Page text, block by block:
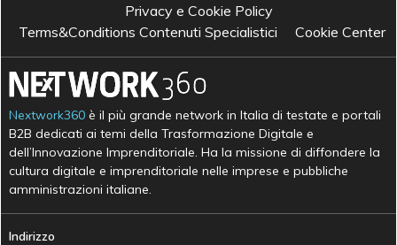
Privacy e Cookie Policy
Terms&Conditions Contenuti Specialistici
Cookie Center
Nextwork360 è il più grande network in Italia di testate e portali
B2B dedicati ai temi della Trasformazione Digitale e
dell’Innovazione Imprenditoriale. Ha la missione di diffondere la
cultura digitale e imprenditoriale nelle imprese e pubbliche
amministrazioni italiane.
Indirizzo